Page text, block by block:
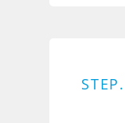
STEP.